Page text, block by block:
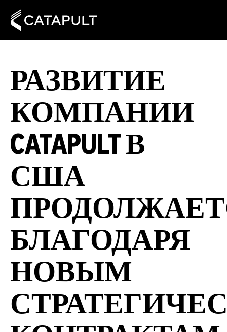
РАЗВИТИЕ
КОМПАНИИ
CATAPULT В
США
БЛАГОДАРЯ
НОВЫМ